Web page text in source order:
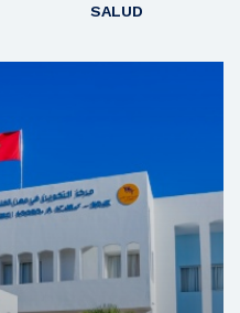
SALUD